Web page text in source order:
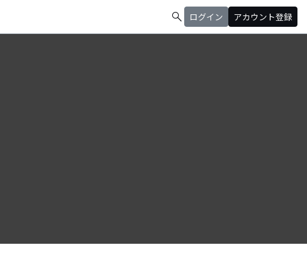
search ログイン アカウント登録